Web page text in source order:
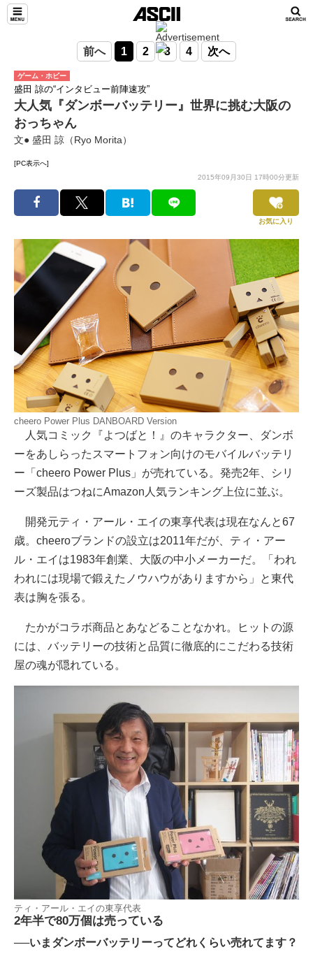
前へ 1 2 3 4 次へ
ゲーム・ホビー
盛田 諒の“インタビュー前陣速攻”
大人気『ダンボーバッテリー』世界に挑む大阪の
おっちゃん
文● 盛田 諒（Ryo Morita）
[PC表示へ]
2015年09月30日 17時00分更新
お気に入り
cheero Power Plus DANBOARD Version
人気コミック『よつばと！』のキャラクター、ダンボ
ーをあしらったスマートフォン向けのモバイルバッテリ
ー「cheero Power Plus」が売れている。発売2年、シリ
ーズ製品はつねにAmazon人気ランキング上位に並ぶ。
開発元ティ・アール・エイの東享代表は現在なんと67
歳。cheeroブランドの設立は2011年だが、ティ・アー
ル・エイは1983年創業、大阪の中小メーカーだ。「われ
われには現場で鍛えたノウハウがありますから」と東代
表は胸を張る。
たかがコラボ商品とあなどることなかれ。ヒットの源
には、バッテリーの技術と品質に徹底的にこだわる技術
屋の魂が隠れている。
ティ・アール・エイの東享代表
2年半で80万個は売っている
──いまダンボーバッテリーってどれくらい売れてます？